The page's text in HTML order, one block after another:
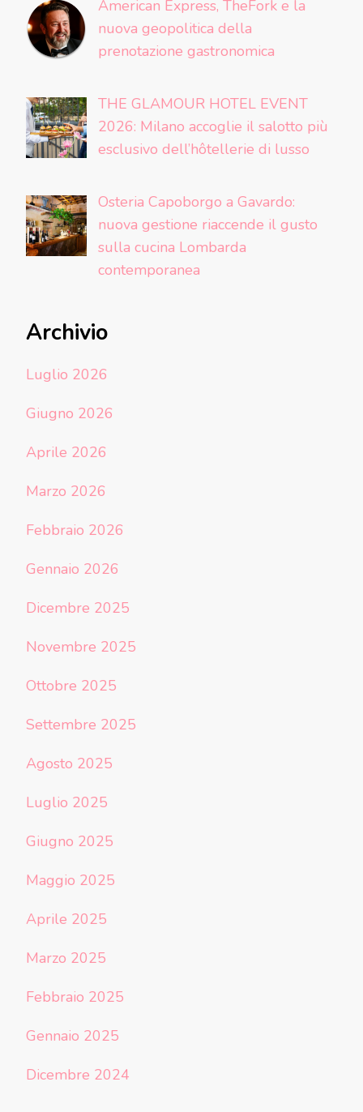
American Express, TheFork e la
nuova geopolitica della
prenotazione gastronomica
THE GLAMOUR HOTEL EVENT
2026: Milano accoglie il salotto più
esclusivo dell’hôtellerie di lusso
Osteria Capoborgo a Gavardo:
nuova gestione riaccende il gusto
sulla cucina Lombarda
contemporanea
Archivio
Luglio 2026
Giugno 2026
Aprile 2026
Marzo 2026
Febbraio 2026
Gennaio 2026
Dicembre 2025
Novembre 2025
Ottobre 2025
Settembre 2025
Agosto 2025
Luglio 2025
Giugno 2025
Maggio 2025
Aprile 2025
Marzo 2025
Febbraio 2025
Gennaio 2025
Dicembre 2024